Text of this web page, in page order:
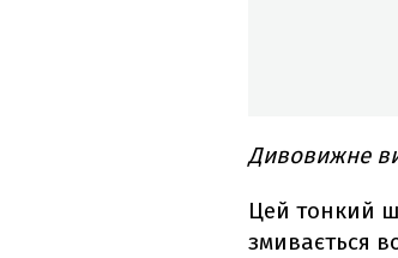
Дивовижне
Цей тонкий
змивається